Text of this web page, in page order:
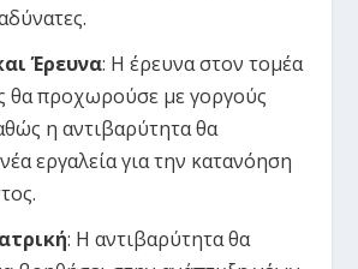
Έρευνα: Η έρευνα στον τομέα
θα προχωρούσε με γοργούς
η αντιβαρύτητα θα
εργαλεία για την κατανόηση
: Η αντιβαρύτητα θα